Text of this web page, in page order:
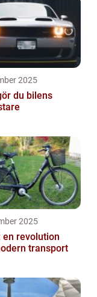
2025
du bilens
2025
en revolution
transport